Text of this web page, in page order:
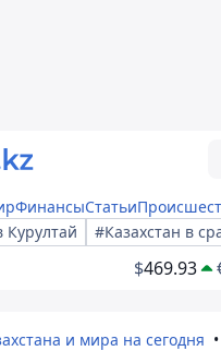
ФинансыСтатьи
#Казахстан в
$469.93
и мира на сегодня